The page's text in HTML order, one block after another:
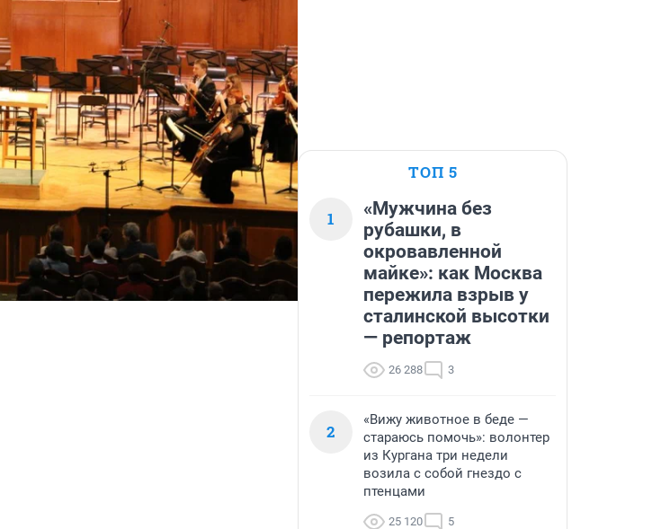
ТОП 5
1
«Мужчина без
рубашки, в
окровавленной
майке»: как Москва
пережила взрыв у
сталинской высотки
— репортаж
26 288 3
2
«Вижу животное в беде —
стараюсь помочь»: волонтер
из Кургана три недели
возила с собой гнездо с
птенцами
25 120 5